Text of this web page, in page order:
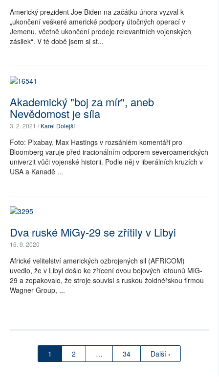
Americký prezident Joe Biden na začátku února vyzval k
„ukončení veškeré americké podpory útočných operací v
Jemenu, včetně ukončení prodeje relevantních vojenských
zásilek“. V té době jsem si st...
Akademický "boj za mír", aneb
Nevědomost je síla
3. 2. 2021 /Karel Dolejší
Foto: Pixabay. Max Hastings v rozsáhlém komentáři pro
Bloomberg varuje před iracionálním odporem severoamerických
univerzit vůči vojenské historii. Podle něj v liberálních kruzích v
USA a Kanadě ...
Dva ruské MiGy-29 se zřítily v Libyi
16. 9. 2020
Africké velitelství amerických ozbrojených sil (AFRICOM)
uvedlo, že v Libyi došlo ke zřícení dvou bojových letounů MiG-
29 a zopakovalo, že stroje souvisí s ruskou žoldnéřskou firmou
Wagner Group, ...
1 2 … 34 Další ›